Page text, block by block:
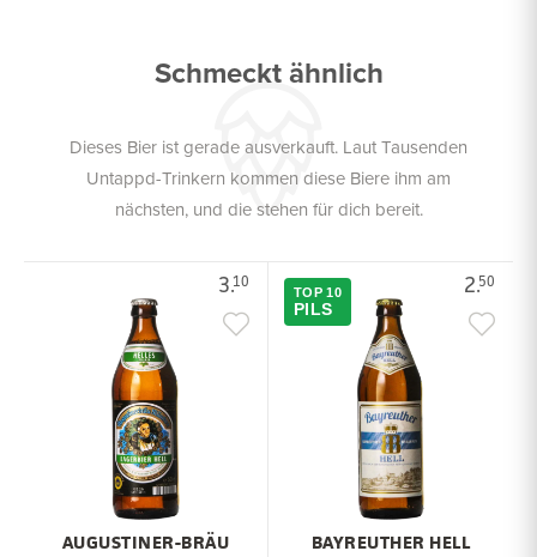
Schmeckt ähnlich
Dieses Bier ist gerade ausverkauft. Laut Tausenden
Untappd-Trinkern kommen diese Biere ihm am
nächsten, und die stehen für dich bereit.
3.10
AUGUSTINER-BRÄU
2.50
TOP 10
PILS
BAYREUTHER HELL